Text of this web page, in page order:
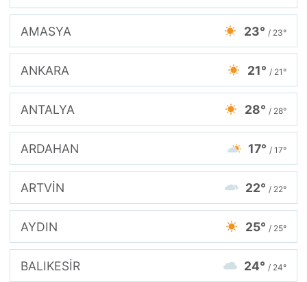
AMASYA 23° / 23°
ANKARA 21° / 21°
ANTALYA 28° / 28°
ARDAHAN 17° / 17°
ARTVİN 22° / 22°
AYDIN 25° / 25°
BALIKESİR 24° / 24°